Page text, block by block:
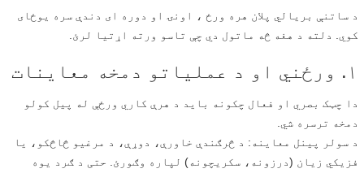
د ساتنې بریالي پلان هره ورځ ، اونۍ او دوره ای دندې سره یوځای
کوي. دلته د هغه څه ماتول دي چې تاسو ورته اړتیا لرئ.
۱. ورځني او د عملیاتو دمخه معاینات
دا چټک بصري او فعال چکونه باید د هرې کاري ورځې له پیل کولو
دمخه ترسره شي.
د سولر پینل معاینه: د څرګندې خاورې، دوړې، د مرغیو څاڅکو، یا
فزیکي زیان (درزونه، سکریچونه) لپاره وګورئ. حتی د ګرد یوه